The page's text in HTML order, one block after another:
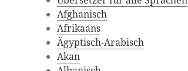
Afghanisch
Afrikaans
Ägyptisch-Arabisch
Akan